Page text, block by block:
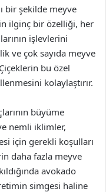
bir şekilde meyve
ilginç bir özelliği, her
işlevlerini
ve çok sayıda meyve
bu özel
kolaylaştırır.
büyüme
nemli iklimler,
için gerekli koşulları
daha fazla meyve
avokado
simgesi haline